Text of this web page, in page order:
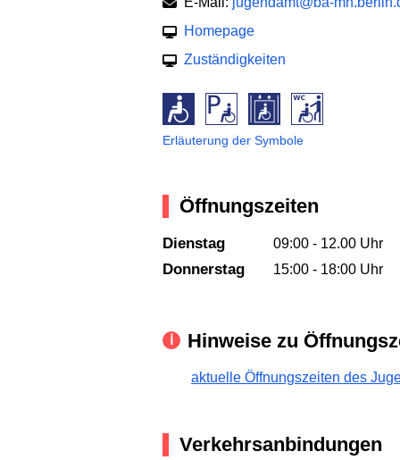
Homepage
Zuständigkeiten
Erläuterung der Symbole
Öffnungszeiten
Dienstag 09:00 - 12.00 Uhr
Donnerstag 15:00 - 18:00 Uhr
Hinweise zu
aktuelle Öffnungszeiten des
Verkehrsanbindungen